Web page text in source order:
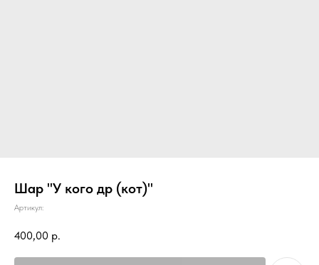
Шар "У кого др (кот)"
Артикул:
400,00 р.